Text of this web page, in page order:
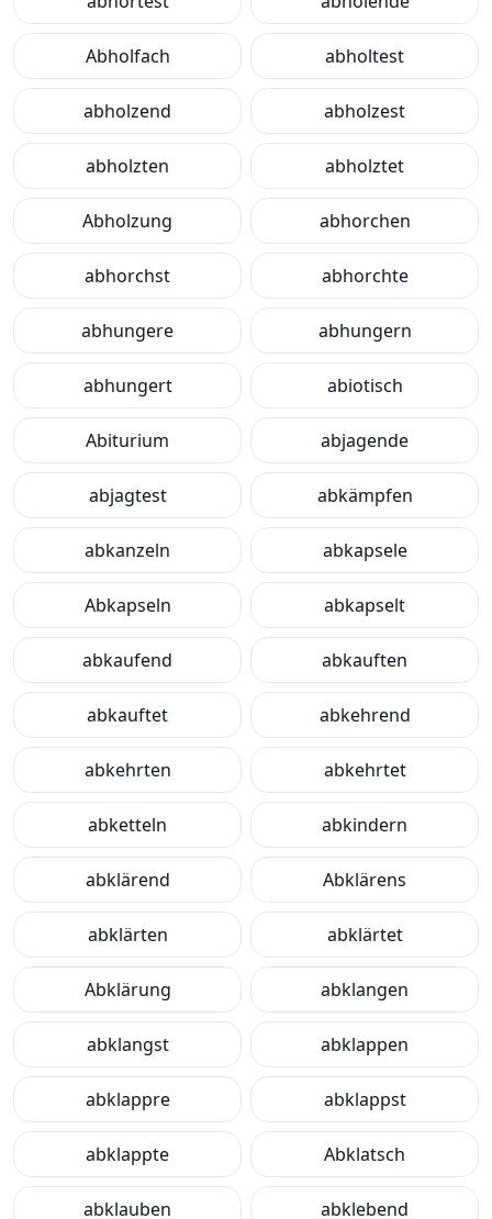
Abholfach abholtest
abholzend abholzest
abholzten abholztet
Abholzung abhorchen
abhorchst abhorchte
abhungere abhungern
abhungert abiotisch
Abiturium abjagende
abjagtest abkämpfen
abkanzeln abkapsele
Abkapseln abkapselt
abkaufend abkauften
abkauftet abkehrend
abkehrten abkehrtet
abketteln abkindern
abklärend Abklärens
abklärten abklärtet
Abklärung abklangen
abklangst abklappen
abklappre abklappst
abklappte Abklatsch
abklauben abklebend